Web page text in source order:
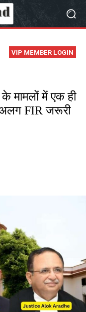
VIP MEMBER LOGIN
मामलों में एक ही
अलग FIR जरूरी